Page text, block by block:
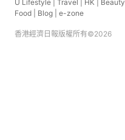
U Lifestyle Travel HK Beauty
Food
Blog e-zone
香港經濟日報版權所有©2026